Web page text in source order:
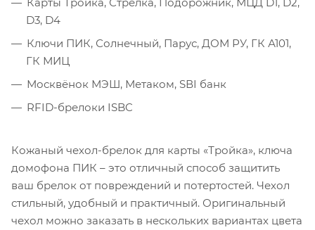
D3, D4
Ключи ПИК, Солнечный, Парус, ДОМ РУ, ГК А101,
ГК МИЦ
Москвёнок МЭШ, Метаком, SВI банк
RFID-брелоки ISBC
Кожаный чехол-брелок для карты «Тройка», ключа
домофона ПИК – это отличный способ защитить
ваш брелок от повреждений и потертостей. Чехол
стильный, удобный и практичный. Оригинальный
чехол можно заказать в нескольких вариантах цвета